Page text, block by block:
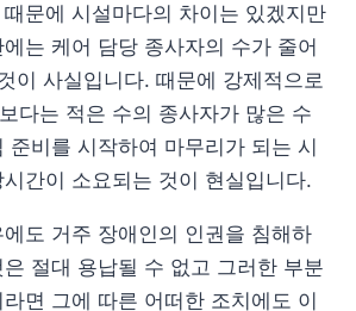
문에 시설마다의 차이는 있겠지만
는 케어 담당 종사자의 수가 줄어
이 사실입니다. 때문에 강제적으로
다는 적은 수의 종사자가 많은 수
준비를 시작하여 마무리가 되는 시
간이 소요되는 것이 현실입니다.
도 거주 장애인의 인권을 침해하
절대 용납될 수 없고 그러한 부분
면 그에 따른 어떠한 조치에도 이